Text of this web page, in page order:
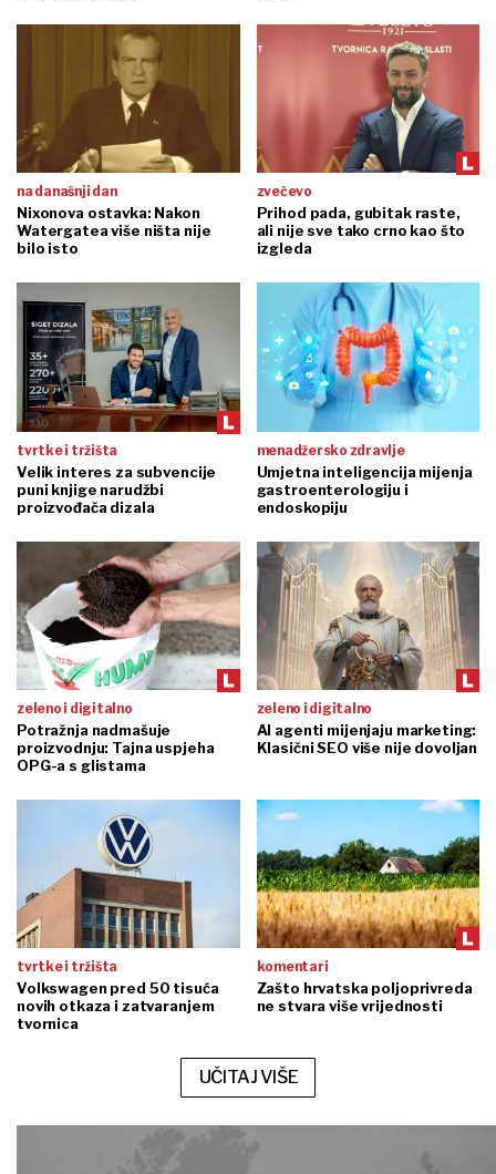
na današnji dan
Nixonova ostavka: Nakon
Watergatea više ništa nije
bilo isto
zvečevo
Prihod pada, gubitak raste,
ali nije sve tako crno kao što
izgleda
tvrtke i tržišta
Velik interes za subvencije
puni knjige narudžbi
proizvođača dizala
menadžersko zdravlje
Umjetna inteligencija mijenja
gastroenterologiju i
endoskopiju
zeleno i digitalno
Potražnja nadmašuje
proizvodnju: Tajna uspjeha
OPG-a s glistama
zeleno i digitalno
AI agenti mijenjaju marketing:
Klasični SEO više nije dovoljan
tvrtke i tržišta
Volkswagen pred 50 tisuća
novih otkaza i zatvaranjem
tvornica
komentari
Zašto hrvatska poljoprivreda
ne stvara više vrijednosti
UČITAJ VIŠE